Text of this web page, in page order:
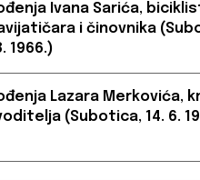
Ivana Sarića,
i činovnika
1966.)
Lazara Merkovića,
(Subotica, 14. 6.